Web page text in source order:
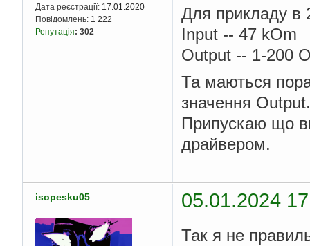
Дата реєстрації: 17.01.2020
Повідомлень: 1 222
Репутація: 302
Для прикладу в
Input -- 47 kOm
Output -- 1-200
Та маються
значення Output.
Припускаю що
драйвером.
isopesku05 05.01.2024
Так я не